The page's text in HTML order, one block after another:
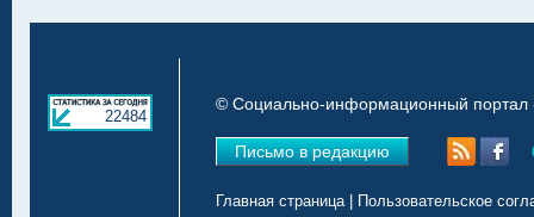
22484
© Социально-информационный портал
Письмо в редакцию
Главная страница| Пользовательское